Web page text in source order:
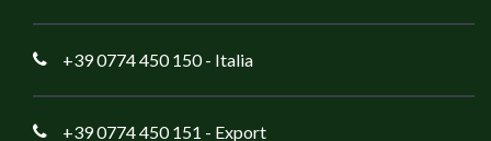
+39 0774 450 150- Italia
+39 0774 450 151 - Export